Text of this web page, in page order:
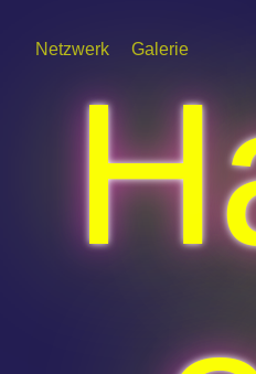
Netzwerk Galerie